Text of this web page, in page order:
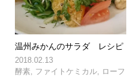
温州みかんのサラダ レシピ
2018.02.13
酵素
ファイトケミカル,
ローフ